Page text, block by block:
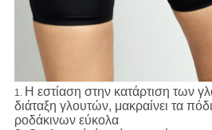
1. Η εστίαση στην κατάρτιση των
διάταξη γλουτών, μακραίνει τα
ροδάκινων εύκολα